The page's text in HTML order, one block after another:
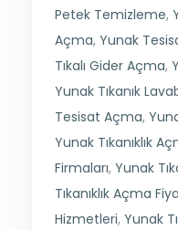
Petek Temizleme,
Açma, Yunak
Tıkalı Gider Açma,
Yunak Tıkanık
Tesisat Açma,
Yunak Tıkanıklık
Firmaları, Yunak
Tıkanıklık Açma
Hizmetleri, Yunak